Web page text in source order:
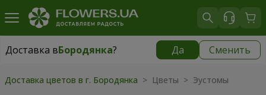
Доставка вБородянка? Да Сменить
Доставка вБородянка|
Доставка цветов в г. Бородянка > Цветы > Эустомы